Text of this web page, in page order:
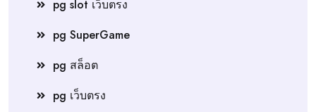
pg slot เว็บตรง
pg SuperGame
pg สล็อต
pg เว็บตรง